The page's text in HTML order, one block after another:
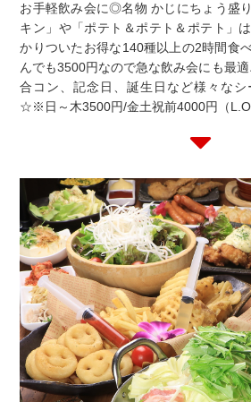
お手軽飲み会に◎名物 かじにちょう盛
キン」や「ポテト＆ポテト＆ポテト」
かりついたお得な140種以上の2時間食
んでも3500円なので急な飲み会にも最適
合コン、記念日、誕生日など様々な
☆※日～木3500円/金土祝前4000円（